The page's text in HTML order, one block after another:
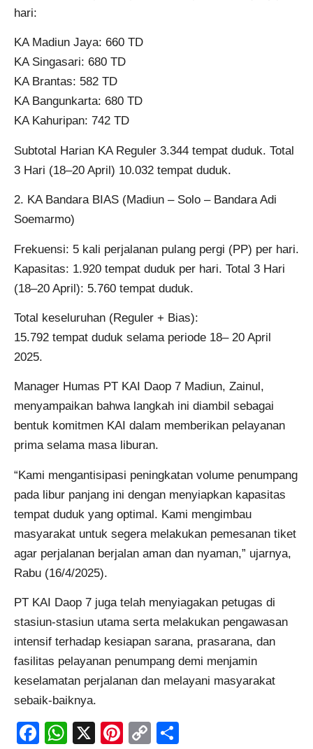
hari:
KA Madiun Jaya: 660 TD
KA Singasari: 680 TD
KA Brantas: 582 TD
KA Bangunkarta: 680 TD
KA Kahuripan: 742 TD
Subtotal Harian KA Reguler 3.344 tempat duduk. Total
3 Hari (18–20 April) 10.032 tempat duduk.
2. KA Bandara BIAS (Madiun – Solo – Bandara Adi
Soemarmo)
Frekuensi: 5 kali perjalanan pulang pergi (PP) per hari.
Kapasitas: 1.920 tempat duduk per hari. Total 3 Hari
(18–20 April): 5.760 tempat duduk.
Total keseluruhan (Reguler + Bias):
15.792 tempat duduk selama periode 18– 20 April
2025.
Manager Humas PT KAI Daop 7 Madiun, Zainul,
menyampaikan bahwa langkah ini diambil sebagai
bentuk komitmen KAI dalam memberikan pelayanan
prima selama masa liburan.
“Kami mengantisipasi peningkatan volume penumpang
pada libur panjang ini dengan menyiapkan kapasitas
tempat duduk yang optimal. Kami mengimbau
masyarakat untuk segera melakukan pemesanan tiket
agar perjalanan berjalan aman dan nyaman,” ujarnya,
Rabu (16/4/2025).
PT KAI Daop 7 juga telah menyiagakan petugas di
stasiun-stasiun utama serta melakukan pengawasan
intensif terhadap kesiapan sarana, prasarana, dan
fasilitas pelayanan penumpang demi menjamin
keselamatan perjalanan dan melayani masyarakat
sebaik-baiknya.
Facebook
WhatsApp
X Pinterest
Copy